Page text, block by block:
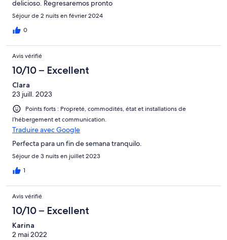
delicioso. Regresaremos pronto
Séjour de 2 nuits en février 2024
0
Avis vérifié
10/10 – Excellent
Clara
23 juill. 2023
Points forts : Propreté, commodités, état et installations de
l’hébergement et communication.
Traduire avec Google
Perfecta para un fin de semana tranquilo.
Séjour de 3 nuits en juillet 2023
1
Avis vérifié
10/10 – Excellent
Karina
2 mai 2022